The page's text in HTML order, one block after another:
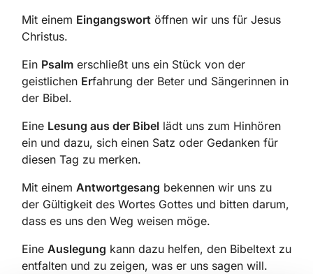
Mit einem Eingangswort öffnen wir uns für Jesus
Christus.
Ein Psalm erschließt uns ein Stück von der
geistlichen Erfahrung der Beter und Sängerinnen in
der Bibel.
Eine Lesung aus der Bibel lädt uns zum Hinhören
ein und dazu, sich einen Satz oder Gedanken für
diesen Tag zu merken.
Mit einem Antwortgesang bekennen wir uns zu
der Gültigkeit des Wortes Gottes und bitten darum,
dass es uns den Weg weisen möge.
Eine Auslegung kann dazu helfen, den Bibeltext zu
entfalten und zu zeigen, was er uns sagen will.